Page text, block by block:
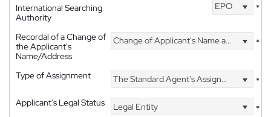
International Searching
Authority
EPO *
Recordal of a Change of
the Applicant's
Name/Address
Change of Applicant's Name and Address *
Type of Assignment The Standard Agent's Assignment
*
Applicant's Legal Status
Legal Entity
*